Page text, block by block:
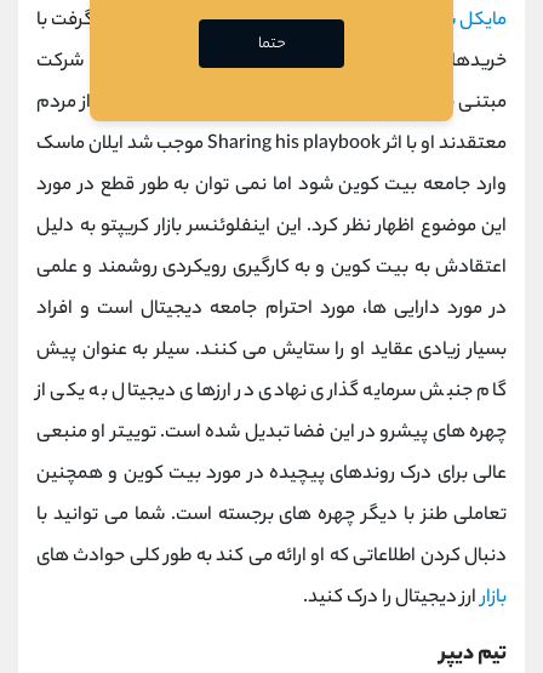
مایکل سیلر مدیر عاملMicrostrategyاست که تصمیم گرفت با
خریدهای عمده بیت‌ کوین و انتقال سرمایه خود به یک شرکت
مبتنی بر بیت ‌کوین وارد عرصه ارز دیجیتال شود.
بسیاری از مردم
معتقدند او با اثرSharing his playbookموجب شد ایلان ماسک
وارد جامعه بیت‌ کوین شود اما نمی توان به طور قطع در مورد
این موضوع اظهار نظر کرد. این اینفلوئنسر بازار کریپتو به دلیل
اعتقادش به بیت ‌کوین و به ‌کارگیری رویکردی روشمند و علمی
در مورد دارایی‌ ها، مورد احترام جامعه دیجیتال است و افراد
بسیار زیادی عقاید او را ستایش می کنند.سیلر به‌ عنوان پیش
‌گام جنبش سرمایه ‌گذاری نهادی در ارزهای دیجیتال به یکی از
چهره‌ های پیشرو در این فضا تبدیل شده است.توییتر او منبعی
عالی برای درک روندهای پیچیده در مورد بیت‌ کوین و همچنین
تعاملی طنز با دیگر چهره‌ های برجسته است. شما می توانید با
دنبال کردن اطلاعاتی که او ارائه می کند به طور کلی حوادث های
بازارارز دیجیتال را درک کنید.
تیم دیپر
حتما